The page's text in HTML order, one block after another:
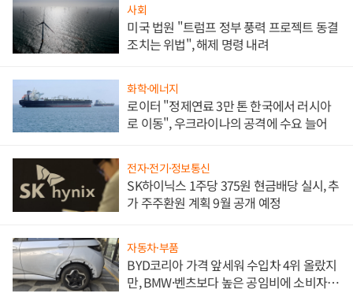
사회
미국 법원 "트럼프 정부 풍력 프로젝트 동결
조치는 위법", 해제 명령 내려
화학·에너지
로이터 "정제연료 3만 톤 한국에서 러시아
로 이동", 우크라이나의 공격에 수요 늘어
전자·전기·정보통신
SK하이닉스 1주당 375원 현금배당 실시, 추
가 주주환원 계획 9월 공개 예정
자동차·부품
BYD코리아 가격 앞세워 수입차 4위 올랐지
만, BMW·벤츠보다 높은 공임비에 소비자